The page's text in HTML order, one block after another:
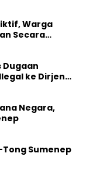
Warga
Secara
Dugaan
ke Dirjen
Negara,
Tong Sumenep